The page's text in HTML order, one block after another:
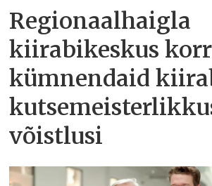
Regionaalhaigla
kiirabikeskus
kümnendaid
võistlusi